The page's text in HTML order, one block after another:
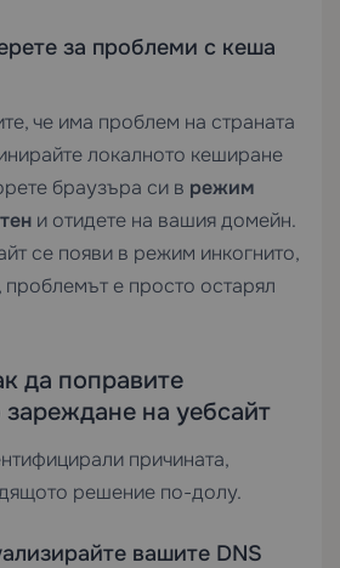
за проблеми с кеша
че има проблем на страната
локалното кеширане
браузъра си в режим
и отидете на вашия домейн.
се появи в режим инкогнито,
е просто остарял
да поправите
на уебсайт
причината,
решение по-долу.
вашите DNS